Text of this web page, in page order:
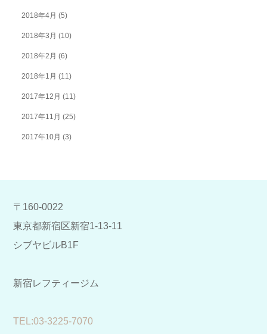
2018年4月 (5)
2018年3月 (10)
2018年2月 (6)
2018年1月 (11)
2017年12月 (11)
2017年11月 (25)
2017年10月 (3)
〒160-0022
東京都新宿区新宿1-13-11
シブヤビルB1F
新宿レフティージム
​TEL:03-3225-7070